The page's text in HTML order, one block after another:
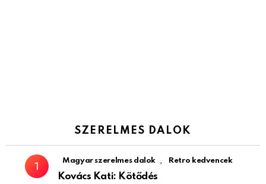
SZERELMES DALOK
Magyar szerelmes dalok , Retro kedvencek
Kovács Kati: Kötődés